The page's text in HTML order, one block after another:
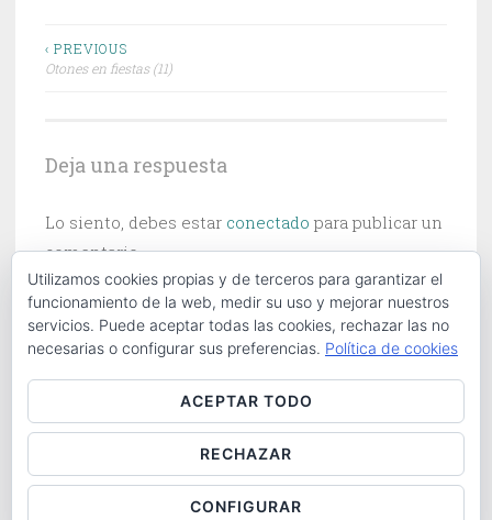
Navegación
‹ PREVIOUS
Otones en fiestas (11)
Deja una respuesta
Lo siento, debes estar conectado para publicar un
comentario.
CONTACT |COOKIES POLICY
Utilizamos cookies propias y de terceros para garantizar el
funcionamiento de la web, medir su uso y mejorar nuestros
servicios. Puede aceptar todas las cookies, rechazar las no
necesarias o configurar sus preferencias. Política de cookies
ACEPTAR TODO
RECHAZAR
CONFIGURAR